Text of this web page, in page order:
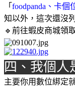
「 foodpanda、卡個
知以外，這次還沒
🔹前往蝦皮商城領
四、我個人
主要你用數位綁定